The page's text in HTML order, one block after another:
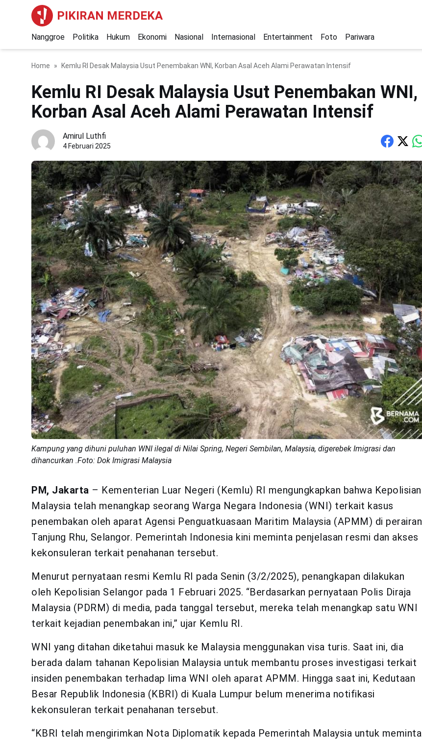
PIKIRAN MERDEKA
Nanggroe Politika Hukum Ekonomi Nasional Internasional Entertainment Foto Pariwara
Home Kemlu RI Desak Malaysia Usut Penembakan WNI, Korban Asal Aceh Alami Perawatan Intensif
Kemlu RI Desak Malaysia Usut Penembakan WNI,
Korban Asal Aceh Alami Perawatan Intensif
Amirul Luthfi
4 Februari 2025
Kampung yang dihuni puluhan WNI ilegal di Nilai Spring, Negeri Sembilan, Malaysia, digerebek Imigrasi dan
dihancurkan .Foto: Dok Imigrasi Malaysia
PM, Jakarta – Kementerian Luar Negeri (Kemlu) RI mengungkapkan bahwa Kepolisian
Malaysia telah menangkap seorang Warga Negara Indonesia (WNI) terkait kasus
penembakan oleh aparat Agensi Penguatkuasaan Maritim Malaysia (APMM) di perairan
Tanjung Rhu, Selangor. Pemerintah Indonesia kini meminta penjelasan resmi dan akses
kekonsuleran terkait penahanan tersebut.
Menurut pernyataan resmi Kemlu RI pada Senin (3/2/2025), penangkapan dilakukan
oleh Kepolisian Selangor pada 1 Februari 2025. “Berdasarkan pernyataan Polis Diraja
Malaysia (PDRM) di media, pada tanggal tersebut, mereka telah menangkap satu WNI
terkait kejadian penembakan ini,” ujar Kemlu RI.
WNI yang ditahan diketahui masuk ke Malaysia menggunakan visa turis. Saat ini, dia
berada dalam tahanan Kepolisian Malaysia untuk membantu proses investigasi terkait
insiden penembakan terhadap lima WNI oleh aparat APMM. Hingga saat ini, Kedutaan
Besar Republik Indonesia (KBRI) di Kuala Lumpur belum menerima notifikasi
kekonsuleran terkait penahanan tersebut.
“KBRI telah mengirimkan Nota Diplomatik kepada Pemerintah Malaysia untuk meminta